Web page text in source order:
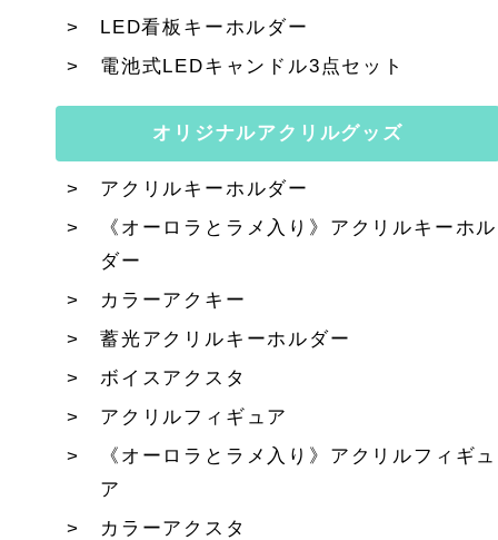
LED看板キーホルダー
電池式LEDキャンドル3点セット
オリジナルアクリルグッズ
アクリルキーホルダー
《オーロラとラメ入り》アクリルキーホル
ダー
カラーアクキー
蓄光アクリルキーホルダー
ボイスアクスタ
アクリルフィギュア
《オーロラとラメ入り》アクリルフィギュ
ア
カラーアクスタ